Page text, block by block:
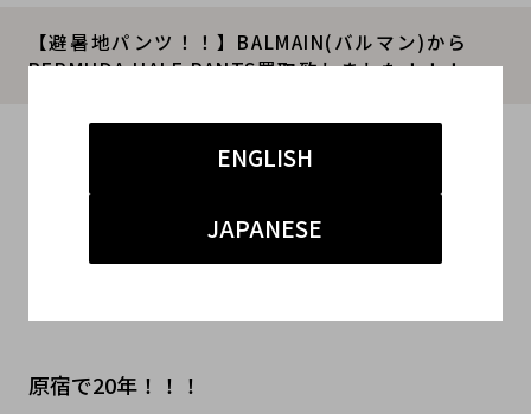
ENGLISH
JAPANESE
​【避暑地パンツ！！】BALMAIN(バルマン)から
BERMUDA HALF PANTS買取致しました！！！
#BALMAIN
#ブランドコレクト原宿店 #オンラインショップ
原宿で20年！！！